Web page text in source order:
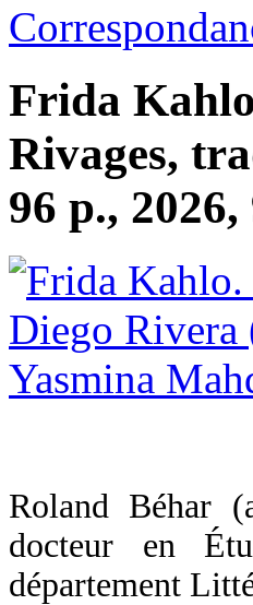
Frida
Rivages,
96 p.,
Roland Béhar
docteur en
département